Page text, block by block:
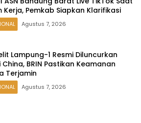
Kerja, Pemkab Siapkan Klarifikasi
Agustus 7, 2026
Lampung-1 Resmi Diluncurkan
BRIN Pastikan Keamanan
Terjamin
Agustus 7, 2026